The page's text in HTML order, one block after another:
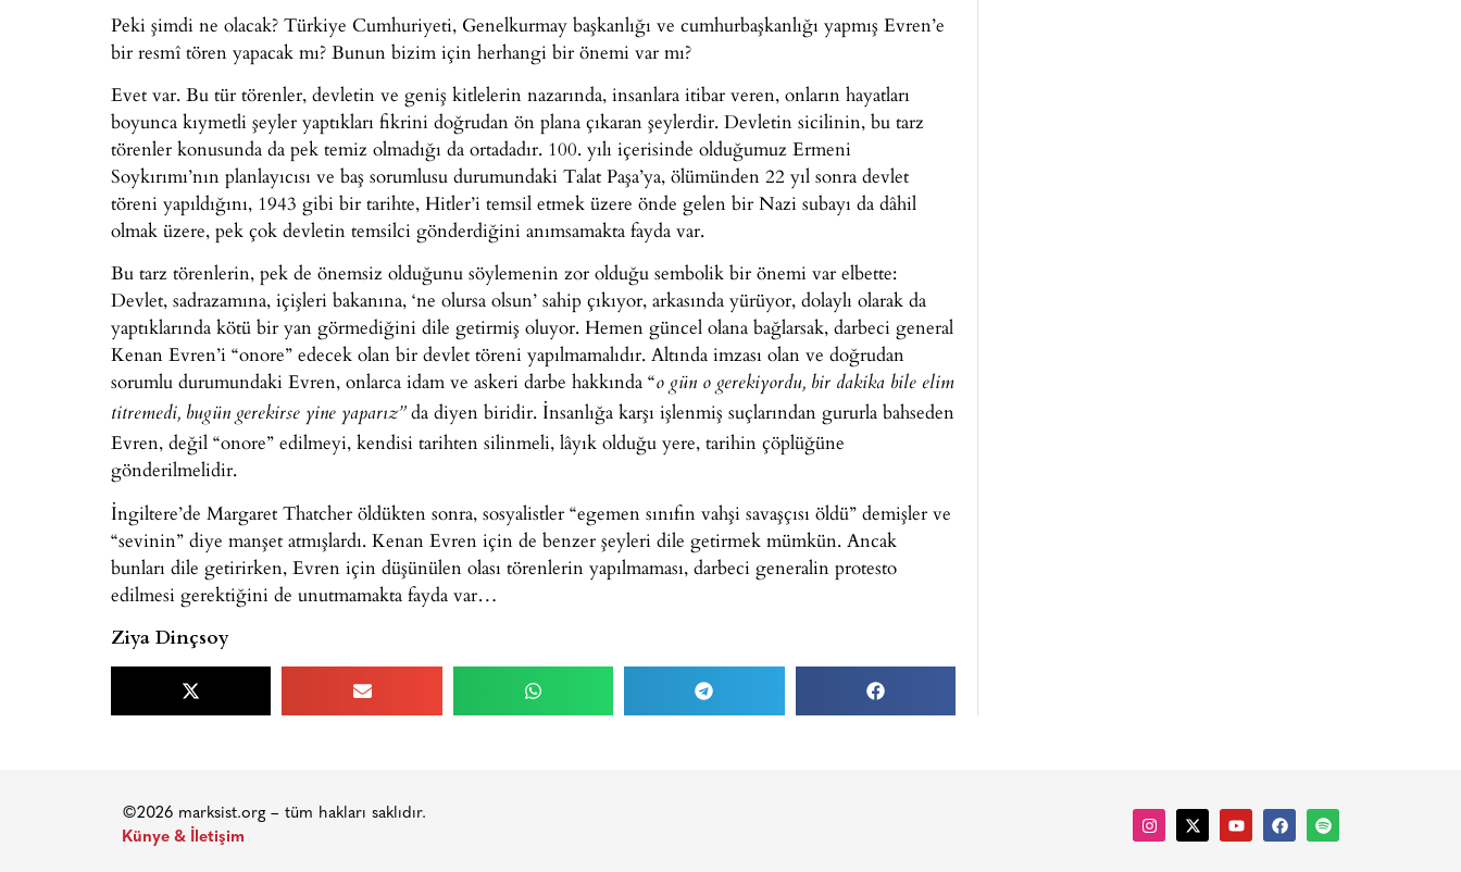
Peki şimdi ne olacak? Türkiye Cumhuriyeti, Genelkurmay başkanlığı ve cumhurbaşkanlığı yapmış Evren’e
bir resmî tören yapacak mı? Bunun bizim için herhangi bir önemi var mı?
Evet var. Bu tür törenler, devletin ve geniş kitlelerin nazarında, insanlara itibar veren, onların hayatları
boyunca kıymetli şeyler yaptıkları fikrini doğrudan ön plana çıkaran şeylerdir. Devletin sicilinin, bu tarz
törenler konusunda da pek temiz olmadığı da ortadadır. 100. yılı içerisinde olduğumuz Ermeni
Soykırımı’nın planlayıcısı ve baş sorumlusu durumundaki Talat Paşa’ya, ölümünden 22 yıl sonra devlet
töreni yapıldığını, 1943 gibi bir tarihte, Hitler’i temsil etmek üzere önde gelen bir Nazi subayı da dâhil
olmak üzere, pek çok devletin temsilci gönderdiğini anımsamakta fayda var.
Bu tarz törenlerin, pek de önemsiz olduğunu söylemenin zor olduğu sembolik bir önemi var elbette:
Devlet, sadrazamına, içişleri bakanına, ‘ne olursa olsun’ sahip çıkıyor, arkasında yürüyor, dolaylı olarak da
yaptıklarında kötü bir yan görmediğini dile getirmiş oluyor. Hemen güncel olana bağlarsak, darbeci general
Kenan Evren’i “onore” edecek olan bir devlet töreni yapılmamalıdır. Altında imzası olan ve doğrudan
sorumlu durumundaki Evren, onlarca idam ve askeri darbe hakkında “o gün o gerekiyordu, bir dakika bile elim
titremedi, bugün gerekirse yine yaparız”da diyen biridir. İnsanlığa karşı işlenmiş suçlarından gururla bahseden
Evren, değil “onore” edilmeyi, kendisi tarihten silinmeli, lâyık olduğu yere, tarihin çöplüğüne
gönderilmelidir.
İngiltere’de Margaret Thatcher öldükten sonra, sosyalistler “egemen sınıfın vahşi savaşçısı öldü” demişler ve
“sevinin” diye manşet atmışlardı. Kenan Evren için de benzer şeyleri dile getirmek mümkün. Ancak
bunları dile getirirken, Evren için düşünülen olası törenlerin yapılmaması, darbeci generalin protesto
edilmesi gerektiğini de unutmamakta fayda var…
Ziya Dinçsoy
©2026 marksist.org – tüm hakları saklıdır.
Künye & İletişim